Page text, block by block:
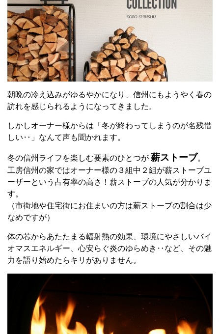
朝晩の冷え込みがゆるやかになり、信州にもようやく春の
訪れを感じられるようになってきました。
しかしオーナー様からは「冬が終わってしまうのが名残惜
しい‥」なんて声も聞かれます。
冬の信州ライフを楽しむ要素のひとつが 薪ストーブ。
工房信州の家ではオーナー様の３組中２組が薪ストーブユ
ーザーという占有率の高さ！薪ストーブの人気が分かりま
す。
（市街地や住宅街にお住まいの方は薪ストーブの割合は少
なめですが）
体の芯からあたたまる輻射熱の効果、環境にやさしいバイ
オマスエネルギー、心安らぐ炎のゆらめき‥など、その魅
力を語り始めたらキリがありません。